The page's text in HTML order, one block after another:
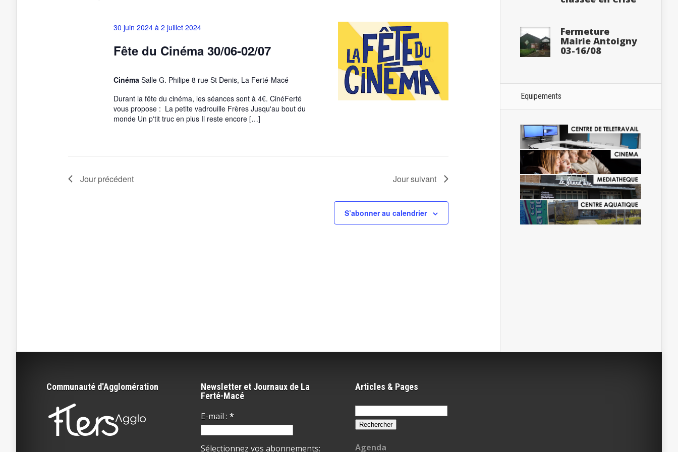
Fête du Cinéma 30/06-02/07
30 juin 2024 à 2 juillet 2024
Cinéma Salle G. Philipe 8 rue St Denis, La Ferté-Macé
Durant la fête du cinéma, les séances sont à 4€. CinéFerté
vous propose : La petite vadrouille Frères Jusqu'au bout du
monde Un p'tit truc en plus Il reste encore […]
Jour précédent Jour suivant
S’abonner au calendrier
Fermeture
Mairie Antoigny
03-16/08
Equipements
Communauté d'Agglomération
Newsletter et Journaux de La
Ferté-Macé
E-mail : *
Sélectionnez vos abonnements:
Articles & Pages
Rechercher :
Agenda